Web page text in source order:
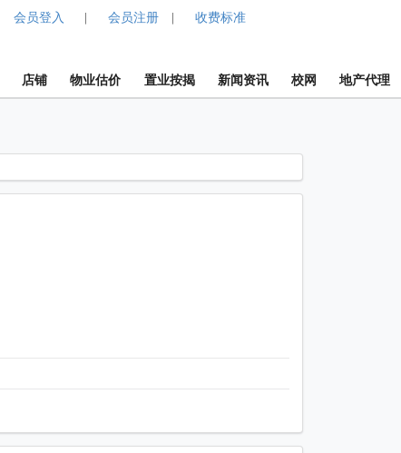
会员登入 | 会员注册 | 收费标准
店铺 物业估价 置业按揭 新闻资讯 校网 地产代理